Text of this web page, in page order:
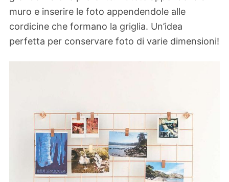
muro e inserire le foto appendendole alle
cordicine che formano la griglia. Un’idea
perfetta per conservare foto di varie dimensioni!